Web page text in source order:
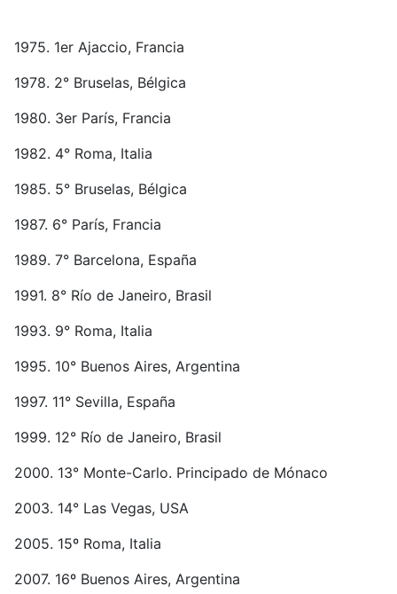
1975. 1er Ajaccio, Francia
1978. 2° Bruselas, Bélgica
1980. 3er París, Francia
1982. 4° Roma, Italia
1985. 5° Bruselas, Bélgica
1987. 6° París, Francia
1989. 7° Barcelona, España
1991. 8° Río de Janeiro, Brasil
1993. 9° Roma, Italia
1995. 10° Buenos Aires, Argentina
1997. 11° Sevilla, España
1999. 12° Río de Janeiro, Brasil
2000. 13° Monte-Carlo. Principado de Mónaco
2003. 14° Las Vegas, USA
2005. 15º Roma, Italia
2007. 16º Buenos Aires, Argentina